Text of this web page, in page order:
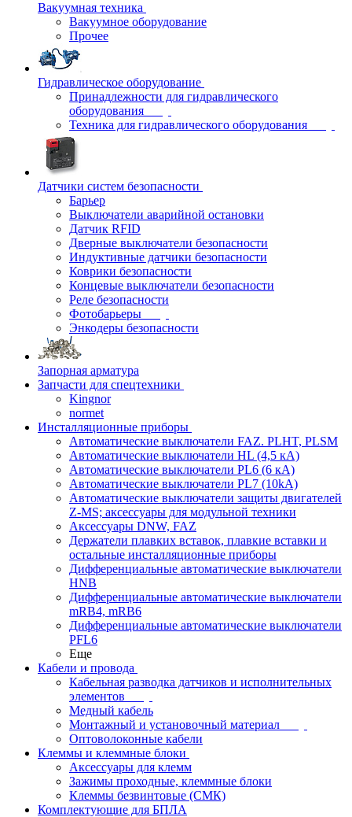
Вакуумная техника
Вакуумное оборудование
Прочее
Гидравлическое оборудование
Принадлежности для гидравлического
оборудования
Техника для гидравлического оборудования
Датчики систем безопасности
Барьер
Выключатели аварийной остановки
Датчик RFID
Дверные выключатели безопасности
Индуктивные датчики безопасности
Коврики безопасности
Концевые выключатели безопасности
Реле безопасности
Фотобарьеры
Энкодеры безопасности
Запорная арматура
Запчасти для спецтехники
Kingnor
normet
Инсталляционные приборы
Автоматические выключатели FAZ. PLHT, PLSM
Автоматические выключатели HL (4,5 кА)
Автоматические выключатели PL6 (6 кА)
Автоматические выключатели PL7 (10kA)
Автоматические выключатели защиты двигателей
Z-MS; аксессуары для модульной техники
Аксессуары DNW, FAZ
Держатели плавких вставок, плавкие вставки и
остальные инсталляционные приборы
Дифференциальные автоматические выключатели
HNB
Дифференциальные автоматические выключатели
mRB4, mRB6
Дифференциальные автоматические выключатели
PFL6
Еще
Кабели и провода
Кабельная разводка датчиков и исполнительных
элементов
Медный кабель
Монтажный и установочный материал
Оптоволоконные кабели
Клеммы и клеммные блоки
Аксессуары для клемм
Зажимы проходные, клеммные блоки
Клеммы безвинтовые (СМК)
Комплектующие для БПЛА